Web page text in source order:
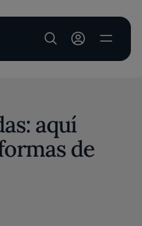
User account
aquí
de